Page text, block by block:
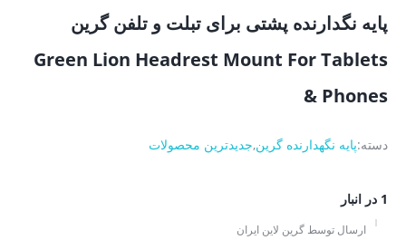
پایه نگدارنده پشتی برای تبلت و تلفن گرین
Green Lion Headrest Mount For Tablets
& Phones
دسته:پایه نگهدارنده گرین,جدیدترین محصولات
1 در انبار
ارسال توسط گرین لاین ایران